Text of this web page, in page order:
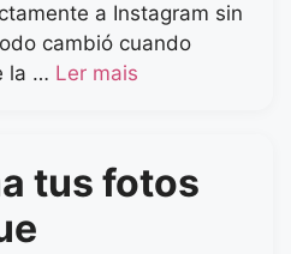
a Instagram sin
cambió cuando
la … Ler mais
tus fotos